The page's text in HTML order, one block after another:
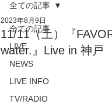
全ての記事
LIVE
NEWS
LIVE INFO
TV/RADIO
全ての記事
11/11（土）『
water.』Live in 神戸
2023年8月9日